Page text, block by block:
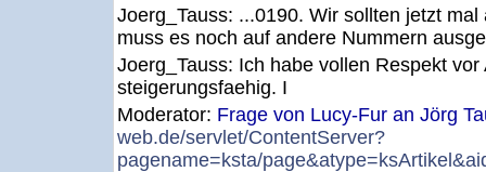
Joerg_Tauss: ...0190. Wir sollten jetzt
muss es noch auf andere Nummern
Joerg_Tauss: Ich habe vollen Respekt
steigerungsfaehig. I
Moderator: Frage von Lucy-Fur an Jörg
web.de/servlet/ContentServer?
pagename=ksta/